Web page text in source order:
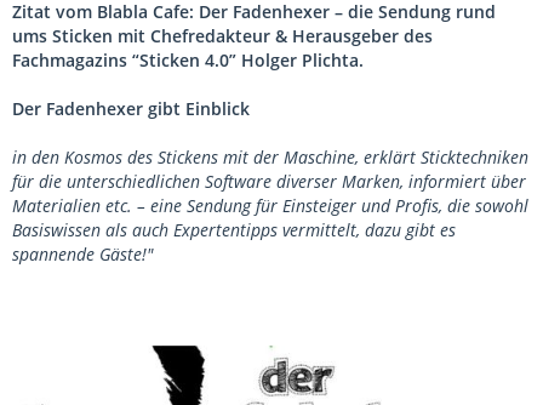
Zitat vom Blabla Cafe: Der Fadenhexer – die Sendung rund
ums Sticken mit Chefredakteur & Herausgeber des
Fachmagazins “Sticken 4.0” Holger Plichta.
Der Fadenhexer gibt Einblick
in den Kosmos des Stickens mit der Maschine, erklärt Sticktechniken
für die unterschiedlichen Software diverser Marken, informiert über
Materialien etc. – eine Sendung für Einsteiger und Profis, die sowohl
Basiswissen als auch Expertentipps vermittelt, dazu gibt es
spannende Gäste!"